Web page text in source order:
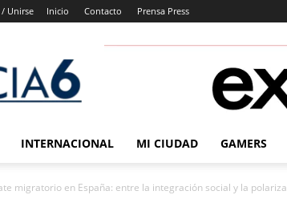
/ Unirse Inicio Contacto Prensa Press
INTERNACIONAL MI CIUDAD GAMERS
migratorio en España: entre la integración social y la